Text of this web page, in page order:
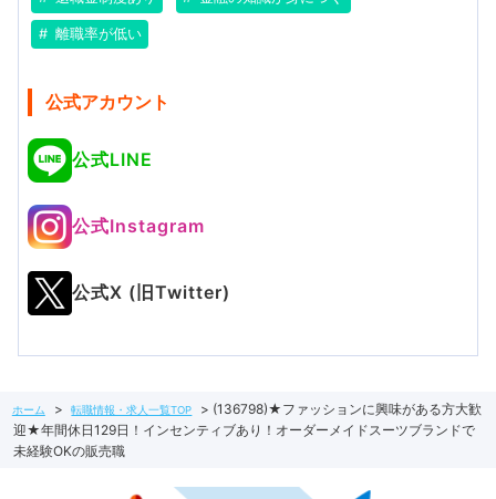
離職率が低い
公式アカウント
公式LINE
公式Instagram
公式X (旧Twitter)
ホーム 転職情報・求人一覧TOP
(136798)★ファッションに興味がある方大歓
迎★年間休日129日！インセンティブあり！オーダーメイドスーツブランドで
未経験OKの販売職